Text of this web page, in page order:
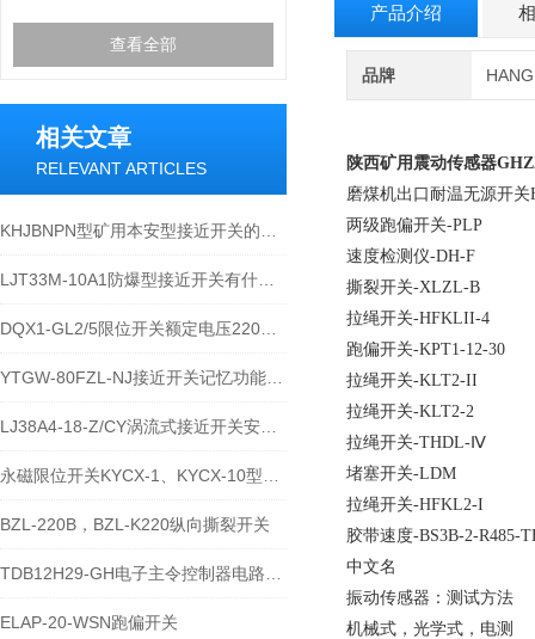
查看全部
相关文章
RELEVANT ARTICLES
BZL-220B，BZL-K220纵向撕裂开关
ELAP-20-WSN跑偏开关
产品介绍
品牌
陕西矿用震动传感器
磨煤机出口耐温无源开关
两级跑偏开关-PLP
速度检测仪-DH-F
撕裂开关-XLZL-B
拉绳开关-HFKLII-4
跑偏开关-KPT1-12-30
拉绳开关-KLT2-II
拉绳开关-KLT2-2
拉绳开关-THDL-Ⅳ
堵塞开关-LDM
拉绳开关-HFKL2-I
胶带速度-BS3B-2-R485-
中文名
振动传感器：测试方法
机械式，光学式，电测